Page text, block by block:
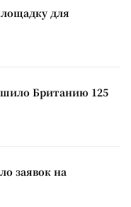
для
Британию 125
заявок на